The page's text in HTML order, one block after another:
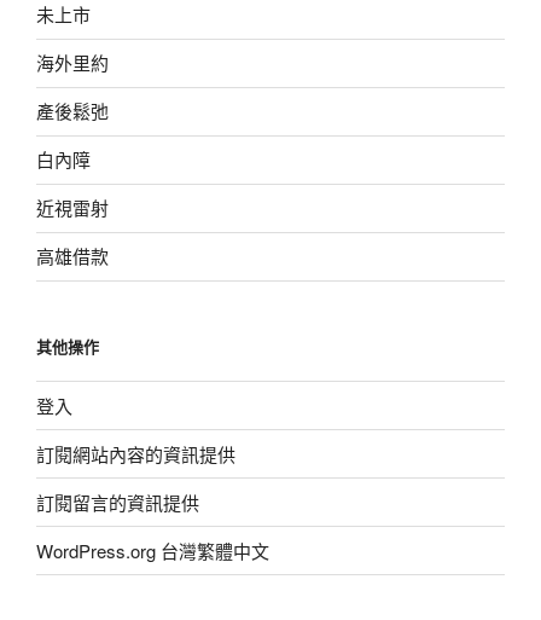
未上市
海外里約
產後鬆弛
白內障
近視雷射
高雄借款
其他操作
登入
訂閱網站內容的資訊提供
訂閱留言的資訊提供
WordPress.org 台灣繁體中文